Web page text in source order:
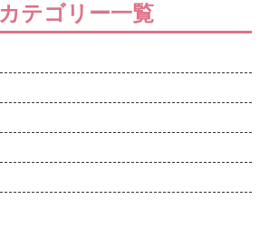
カテゴリー一覧